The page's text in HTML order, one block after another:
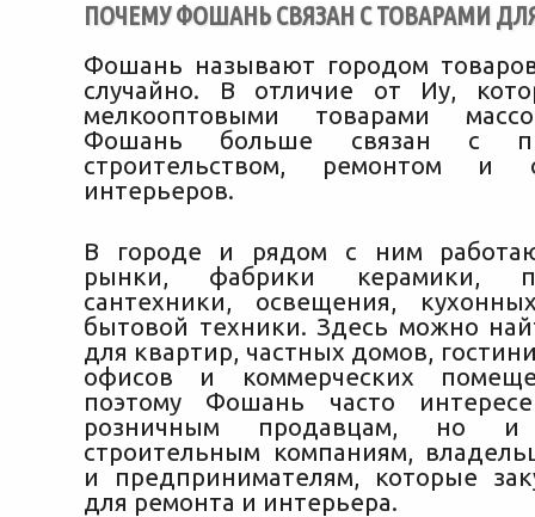
ПОЧЕМУ ФОШАНЬ СВЯЗАН С ТОВАРАМИ
Фошань называют городом
случайно. В отличие от Иу,
мелкооптовыми товарами
Фошань больше связан с
строительством, ремонтом и
интерьеров.
В городе и рядом с ним
рынки, фабрики керамики,
сантехники, освещения,
бытовой техники. Здесь можно
для квартир, частных домов,
офисов и коммерческих
поэтому Фошань часто
розничным продавцам, но и
строительным компаниям,
и предпринимателям, которые
для ремонта и интерьера.